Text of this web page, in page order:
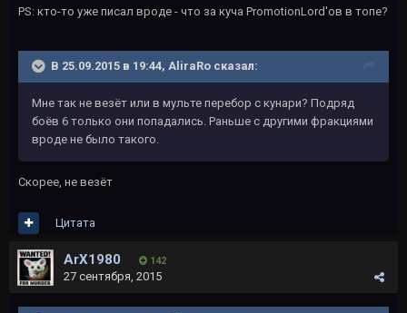
PS: кто-то уже писал вроде - что за куча PromotionLord'ов в топе?
В 25.09.2015 в 19:44, AliraRo сказал:
Мне так не везёт или в мульте перебор с кунари? Подряд
боёв 6 только они попадались. Раньше с другими фракциями
вроде не было такого.
Скорее, не везёт
Цитата
ArX1980 142
27 сентября, 2015